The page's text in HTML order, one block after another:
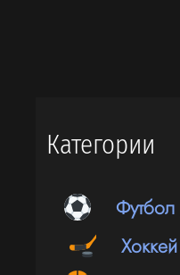
Категории
Футбол
Хоккей